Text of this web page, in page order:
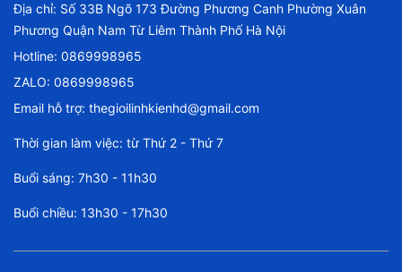
Địa chỉ: Số 33B Ngõ 173 Đường Phương Canh Phường Xuân
Phương Quận Nam Từ Liêm Thành Phố Hà Nội
Hotline: 0869998965
ZALO: 0869998965
Email hỗ trợ: thegioilinhkienhd@gmail.com
Thời gian làm việc: từ Thứ 2 - Thứ 7
Buổi sáng: 7h30 - 11h30
Buổi chiều: 13h30 - 17h30